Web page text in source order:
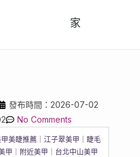
家
發布時間：2026-07-02
No Comments
美睫推薦｜江子翠美甲｜睫毛
甲｜附近美甲｜台北中山美甲